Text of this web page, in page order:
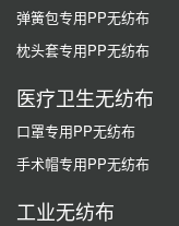
弹簧包专用PP无纺布
枕头套专用PP无纺布
医疗卫生无纺布
口罩专用PP无纺布
手术帽专用PP无纺布
工业无纺布